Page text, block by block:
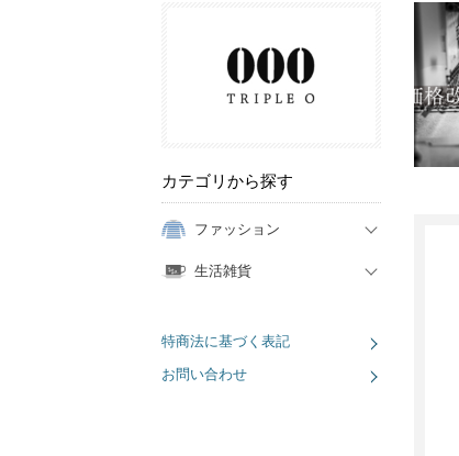
カテゴリから探す
ファッション
生活雑貨
特商法に基づく表記
お問い合わせ